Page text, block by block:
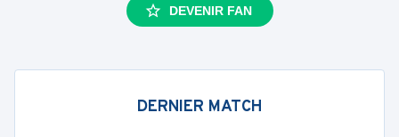
DEVENIR FAN
DERNIER MATCH